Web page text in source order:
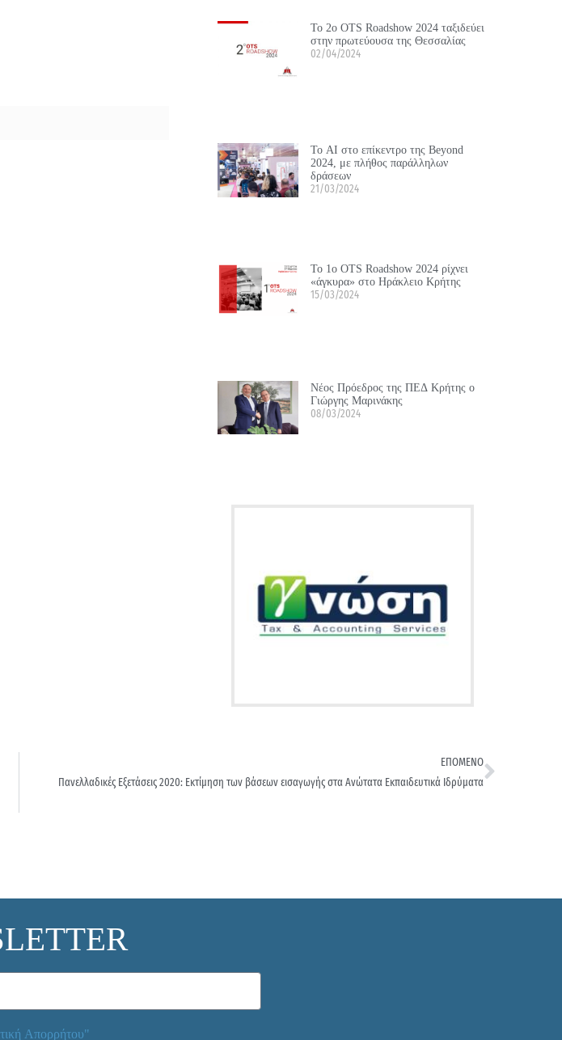
Το 2ο OTS Roadshow 2024 ταξιδεύει
στην πρωτεύουσα της Θεσσαλίας
02/04/2024
Το ΑΙ στο επίκεντρο της Beyond
2024, με πλήθος παράλληλων
δράσεων
21/03/2024
Το 1ο OTS Roadshow 2024 ρίχνει
«άγκυρα» στο Ηράκλειο Κρήτης
15/03/2024
Νέος Πρόεδρος της ΠΕΔ Κρήτης ο
Γιώργης Μαρινάκης
08/03/2024
ΕΠΟΜΕΝΟ
Πανελλαδικές Εξετάσεις 2020: Εκτίμηση των βάσεων εισαγωγής στα Ανώτατα Εκπαιδευτικά Ιδρύματα
Απορρήτου"